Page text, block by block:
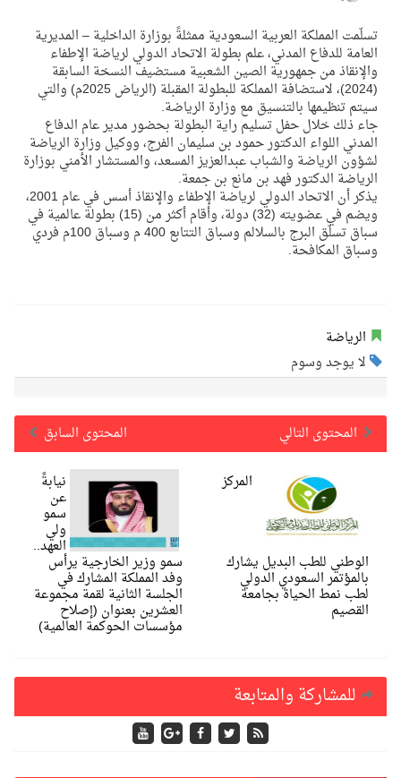
تسلّمت المملكة العربية السعودية ممثلةً بوزارة الداخلية – المديرية
العامة للدفاع المدني، علم بطولة الاتحاد الدولي لرياضة الإطفاء
والإنقاذ من جمهورية الصين الشعبية مستضيف النسخة السابقة
(2024)، لاستضافة المملكة للبطولة المقبلة (الرياض 2025م) والتي
سيتم تنظيمها بالتنسيق مع وزارة الرياضة.
جاء ذلك خلال حفل تسليم راية البطولة بحضور مدير عام الدفاع
المدني اللواء الدكتور حمود بن سليمان الفرج، ووكيل وزارة الرياضة
لشؤون الرياضة والشباب عبدالعزيز المسعد، والمستشار الأمني بوزارة
الرياضة الدكتور فهد بن مانع بن جمعة.
يذكر أن الاتحاد الدولي لرياضة الإطفاء والإنقاذ أسس في عام 2001،
ويضم في عضويته (32) دولة، وأقام أكثر من (15) بطولة عالمية في
سباق تسلّق البرج بالسلالم وسباق التتابع 400 م وسباق 100م فردي
وسباق المكافحة.
الرياضة
لا يوجد وسوم
المحتوى السابق
المحتوى التالي
نيابةً
عن
سمو
ولي
العهد..
سمو وزير الخارجية يرأس
وفد المملكة المشارك في
الجلسة الثانية لقمة مجموعة
العشرين بعنوان (إصلاح
مؤسسات الحوكمة العالمية)
المركز
الوطني للطب البديل يشارك
بالمؤتمر السعودي الدولي
لطب نمط الحياة بجامعة
القصيم
للمشاركة والمتابعة